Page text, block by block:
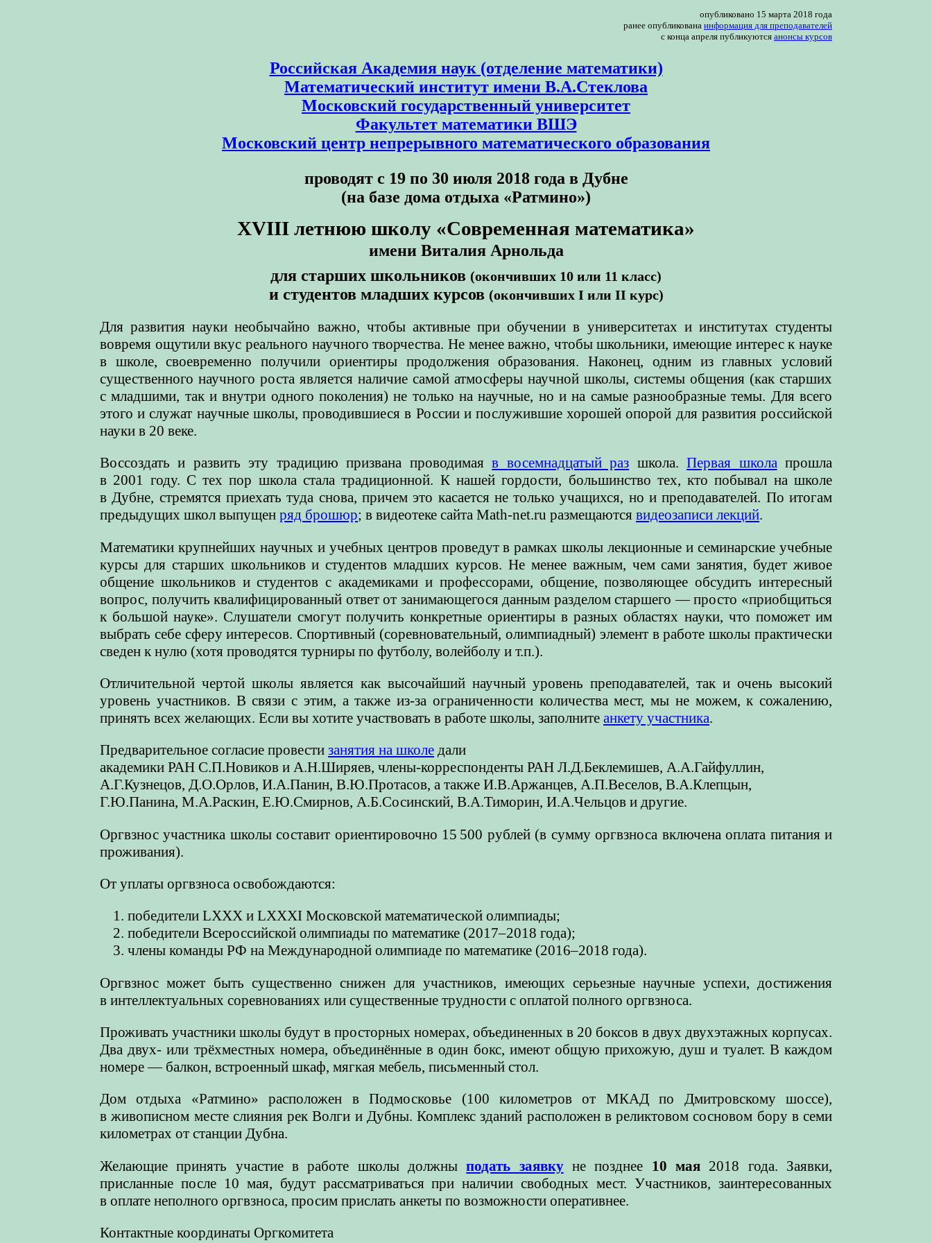
опубликовано 15 марта 2018 года
ранее опубликована информация для преподавателей
с конца апреля публикуются анонсы курсов
Российская Академия наук (отделение математики)
Математический институт имени В.А.Стеклова
Московский государственный университет
Факультет математики ВШЭ
Московский центр непрерывного математического образования
проводят с 19 по 30 июля2018 года в Дубне
(на базе дома отдыха «Ратмино»)
XVIII летнюю школу «Современная математика»
имени Виталия Арнольда
для старших школьников (окончивших 10 или 11 класс)
и студентов младших курсов (окончивших I или II курс)
Для развития науки необычайно важно, чтобы активные при обучении в университетах и институтах студенты
вовремя ощутили вкус реального научного творчества. Не менее важно, чтобы школьники, имеющие интерес к науке
в школе, своевременно получили ориентиры продолжения образования. Наконец, одним из главных условий
существенного научного роста является наличие самой атмосферы научной школы, системы общения (как старших
с младшими, так и внутри одного поколения) не только на научные, но и на самые разнообразные темы. Для всего
этого и служат научные школы, проводившиеся в России и послужившие хорошей опорой для развития российской
науки в 20 веке.
Воссоздать и развить эту традицию призвана проводимаяв восемнадцатый раз школа.Первая школапрошла
в 2001 году. С тех пор школа стала традиционной. К нашей гордости, большинство тех, кто побывал на школе
в Дубне, стремятся приехать туда снова, причем это касается не только учащихся, но и преподавателей. По итогам
предыдущих школ выпущен ряд брошюр; в видеотеке сайта Math-net.ru размещаются видеозаписи лекций.
Математики крупнейших научных и учебных центров проведут в рамках школы лекционные и семинарские учебные
курсы для старших школьников и студентов младших курсов. Не менее важным, чем сами занятия, будет живое
общение школьников и студентов с академиками и профессорами, общение, позволяющее обсудить интересный
вопрос, получить квалифицированный ответ от занимающегося данным разделом старшего — просто «приобщиться
к большой науке». Слушатели смогут получить конкретные ориентиры в разных областях науки, что поможет им
выбрать себе сферу интересов. Спортивный (соревновательный, олимпиадный) элемент в работе школы практически
сведен к нулю (хотя проводятся турниры по футболу, волейболу и т.п.).
Отличительной чертой школы является как высочайший научный уровень преподавателей, так и очень высокий
уровень участников. В связи с этим, а также из-за ограниченности количества мест, мы не можем, к сожалению,
принять всех желающих. Если вы хотите участвовать в работе школы, заполните анкету участника.
Предварительное согласие провести занятия на школе дали
академики РАН С.П.Новиков и А.Н.Ширяев, члены-корреспонденты РАН Л.Д.Беклемишев, А.А.Гайфуллин,
А.Г.Кузнецов, Д.О.Орлов, И.А.Панин, В.Ю.Протасов, а также И.В.Аржанцев, А.П.Веселов, В.А.Клепцын,
Г.Ю.Панина, М.А.Раскин, Е.Ю.Смирнов, А.Б.Сосинский, В.А.Тиморин, И.А.Чельцов и другие.
Оргвзнос участника школы составит ориентировочно 15 500 рублей (в сумму оргвзноса включена оплата питания и
проживания).
От уплаты оргвзноса освобождаются:
победители LXXX и LXXXI Московской математической олимпиады;
победители Всероссийской олимпиады по математике (2017–2018 года);
члены команды РФ на Международной олимпиаде по математике (2016–2018 года).
Оргвзнос может быть существенно снижен для участников, имеющих серьезные научные успехи, достижения
в интеллектуальных соревнованиях или существенные трудности с оплатой полного оргвзноса.
Проживать участники школы будут в просторных номерах, объединенных в 20 боксов в двух двухэтажных корпусах.
Два двух- или трёхместных номера, объединённые в один бокс, имеют общую прихожую, душ и туалет. В каждом
номере — балкон, встроенный шкаф, мягкая мебель, письменный стол.
Дом отдыха «Ратмино» расположен в Подмосковье (100 километров от МКАД по Дмитровскому шоссе),
в живописном месте слияния рек Волги и Дубны. Комплекс зданий расположен в реликтовом сосновом бору в семи
километрах от станции Дубна.
Желающие принять участие в работе школы должныподать заявкуне позднее 10 мая 2018 года. Заявки,
присланные после 10 мая, будут рассматриваться при наличии свободных мест. Участников, заинтересованных
в оплате неполного оргвзноса, просим прислать анкеты по возможности оперативнее.
Контактные координаты Оргкомитета